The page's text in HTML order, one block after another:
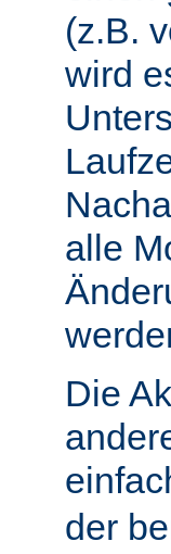
(z.B.
wird
alle
Die
der